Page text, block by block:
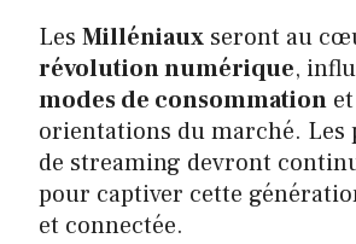
Les Milléniaux seront au
révolution numérique,
modes de consommation
orientations du marché. Les
de streaming devront
pour captiver cette
et connectée.